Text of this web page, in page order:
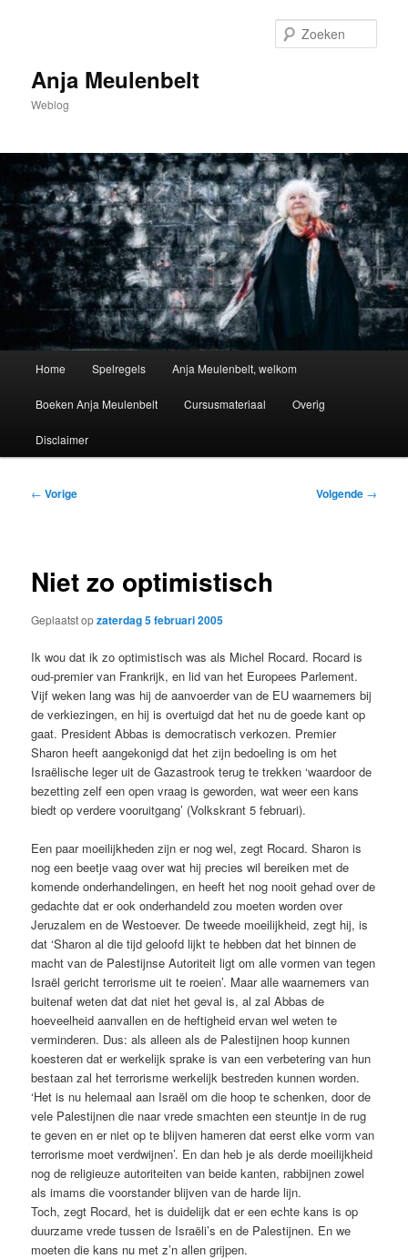
inhoudAnja Meulenbelt
Weblog
Home Spelregels Anja Meulenbelt, welkom
Boeken Anja Meulenbelt Cursusmateriaal Overig
Disclaimer
Bericht
← Vorige Volgende →
Niet zo optimistisch
Geplaatst opzaterdag 5 februari 2005
Ik wou dat ik zo optimistisch was als Michel Rocard. Rocard is
oud-premier van Frankrijk, en lid van het Europees Parlement.
Vijf weken lang was hij de aanvoerder van de EU waarnemers bij
de verkiezingen, en hij is overtuigd dat het nu de goede kant op
gaat. President Abbas is democratisch verkozen. Premier
Sharon heeft aangekonigd dat het zijn bedoeling is om het
Israëlische leger uit de Gazastrook terug te trekken ‘waardoor de
bezetting zelf een open vraag is geworden, wat weer een kans
biedt op verdere vooruitgang’ (Volkskrant 5 februari).
Een paar moeilijkheden zijn er nog wel, zegt Rocard. Sharon is
nog een beetje vaag over wat hij precies wil bereiken met de
komende onderhandelingen, en heeft het nog nooit gehad over de
gedachte dat er ook onderhandeld zou moeten worden over
Jeruzalem en de Westoever. De tweede moeilijkheid, zegt hij, is
dat ‘Sharon al die tijd geloofd lijkt te hebben dat het binnen de
macht van de Palestijnse Autoriteit ligt om alle vormen van tegen
Israël gericht terrorisme uit te roeien’. Maar alle waarnemers van
buitenaf weten dat dat niet het geval is, al zal Abbas de
hoeveelheid aanvallen en de heftigheid ervan wel weten te
verminderen. Dus: als alleen als de Palestijnen hoop kunnen
koesteren dat er werkelijk sprake is van een verbetering van hun
bestaan zal het terrorisme werkelijk bestreden kunnen worden.
‘Het is nu helemaal aan Israël om die hoop te schenken, door de
vele Palestijnen die naar vrede smachten een steuntje in de rug
te geven en er niet op te blijven hameren dat eerst elke vorm van
terrorisme moet verdwijnen’. En dan heb je als derde moeilijkheid
nog de religieuze autoriteiten van beide kanten, rabbijnen zowel
als imams die voorstander blijven van de harde lijn.
Toch, zegt Rocard, het is duidelijk dat er een echte kans is op
duurzame vrede tussen de Israëli’s en de Palestijnen. En we
moeten die kans nu met z’n allen grijpen.